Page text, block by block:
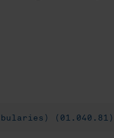
(01.040.81)